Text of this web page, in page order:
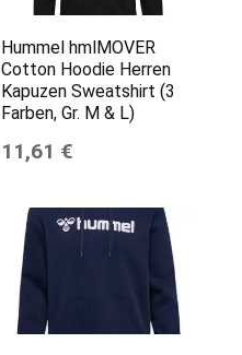
Hummel hmlMOVER
Cotton Hoodie Herren
Kapuzen Sweatshirt (3
Farben, Gr. M & L)
11,61 €